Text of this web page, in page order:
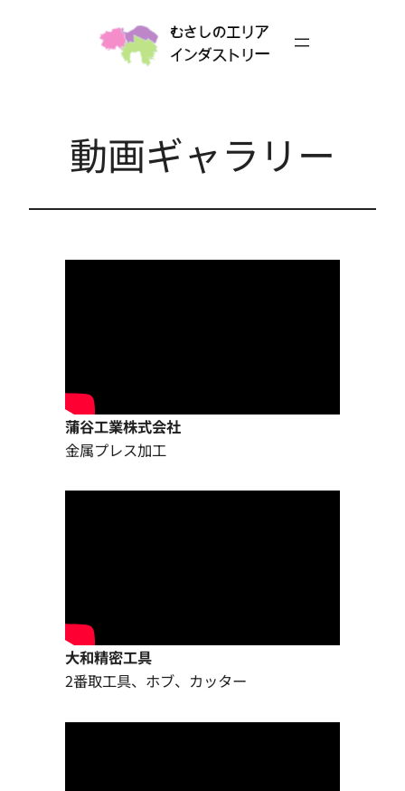
動画ギャラリー
蒲谷工業株式会社
金属プレス加工
大和精密工具
2番取工具、ホブ、カッター